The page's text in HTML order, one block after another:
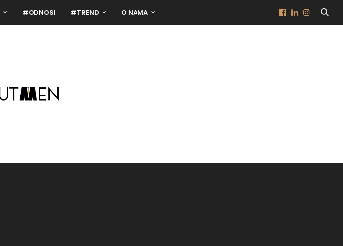
#ODNOSI #TREND O NAMA